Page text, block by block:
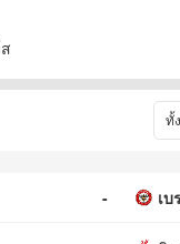
ทั้
- เ